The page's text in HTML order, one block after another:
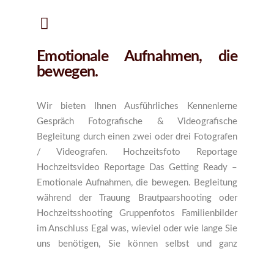
Emotionale Aufnahmen, die
bewegen.
Wir bieten Ihnen Ausführliches Kennenlerne
Gespräch Fotografische & Videografische
Begleitung durch einen zwei oder drei Fotografen
/ Videografen. Hochzeitsfoto Reportage
Hochzeitsvideo Reportage Das Getting Ready –
Emotionale Aufnahmen, die bewegen. Begleitung
während der Trauung Brautpaarshooting oder
Hochzeitsshooting Gruppenfotos Familienbilder
im Anschluss Egal was, wieviel oder wie lange Sie
uns benötigen, Sie können selbst und ganz